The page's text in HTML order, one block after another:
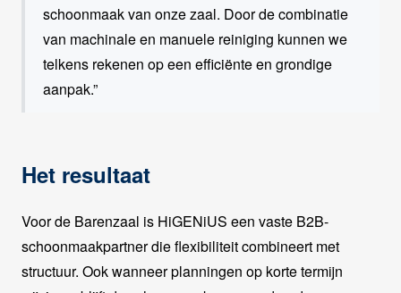
schoonmaak van onze zaal. Door de combinatie
van machinale en manuele reiniging kunnen we
telkens rekenen op een efficiënte en grondige
aanpak.”
Het resultaat
Voor de Barenzaal is HiGENiUS een vaste B2B-
schoonmaakpartner die flexibiliteit combineert met
structuur. Ook wanneer planningen op korte termijn